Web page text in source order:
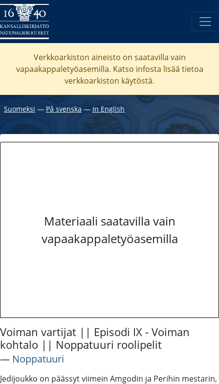
Verkkoarkiston aineisto on saatavilla vain
vapaakappaletyöasemilla. Katso infosta lisää tietoa
verkkoarkiston käytöstä.
Suomeksi ― På svenska ― In English
Materiaali saatavilla vain
vapaakappaletyöasemilla
Voiman vartijat || Episodi IX - Voiman
kohtalo || Noppatuuri roolipelit
― Noppatuuri
Jedijoukko on päässyt viimein Amgodin ja Perihin mestarin,